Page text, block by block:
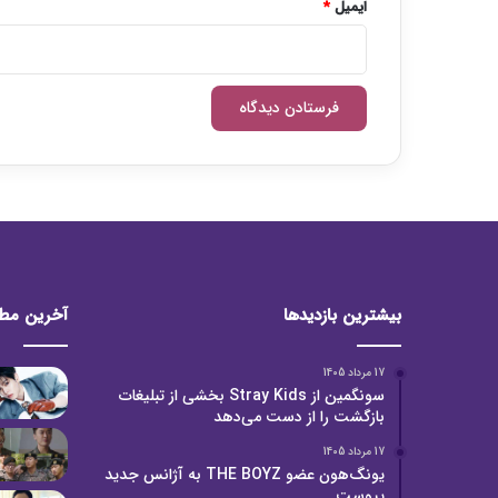
ایمیل*
بیشترین بازدیدها
17 مرداد 1405
سونگمین از Stray Kids بخشی از تبلیغات
بازگشت را از دست می‌دهد
17 مرداد 1405
یونگ‌هون عضو THE BOYZ به آژانس جدید
آخرین